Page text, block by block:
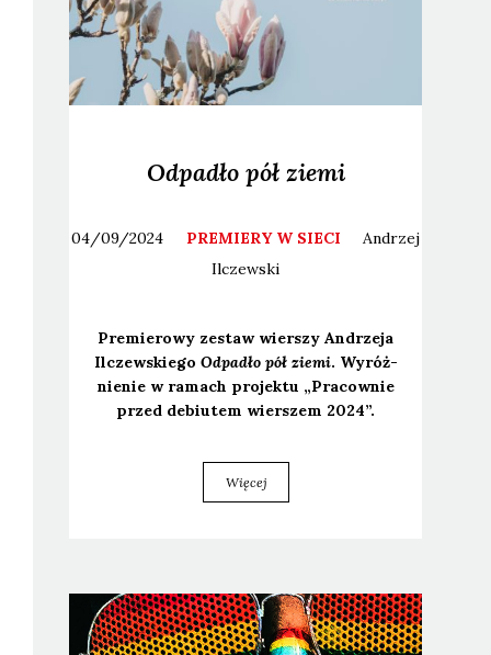
Odpadło pół ziemi
04/09/2024 PREMIERY W SIECI
Andrzej
Ilczewski
Pre­mie­ro­wy zestaw wier­szy Andrze­ja
Ilczew­skie­go Odpa­dło pół zie­mi. Wyróż­
nie­nie w ramach pro­jek­tu „Pra­cow­nie
przed debiu­tem wier­szem 2024”.
Więcej